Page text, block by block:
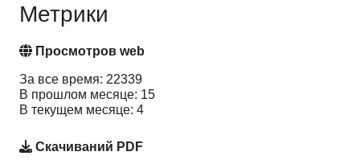
Метрики
Просмотров web
За все время: 22339
В прошлом месяце: 15
В текущем месяце: 4
Скачиваний PDF